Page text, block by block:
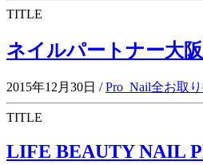
TITLE
ネイルパートナー大
2015年12月30日 / Pro_Nail全お取
TITLE
LIFE BEAUTY NAIL